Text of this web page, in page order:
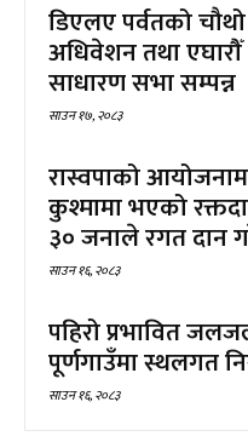
डिएलए पर्वतको चौथो
अधिवेशन तथा एघारौँ
साधारण सभा सम्पन्न
साउन १७, २०८३
रास्वपाको
कुश्मामा भएको
३० जनाले रगत दान
साउन १६, २०८३
पहिरो प्रभावित
पूर्णगाउँमा स्थलगत
साउन १६, २०८३